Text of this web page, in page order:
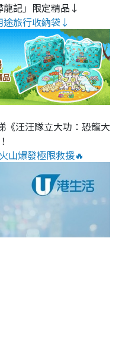
記」限定精品↓
旅行收納袋↓
《汪汪隊立大功：恐龍大
山爆發極限救援🔥